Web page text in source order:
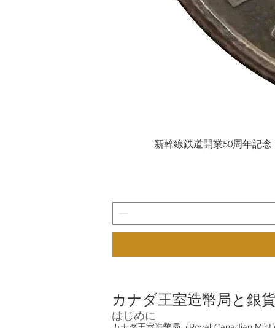
新幹線鉄道開業50周年記
カナダ王室造幣局と銀
はじめに